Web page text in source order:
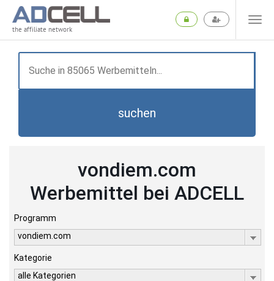
the affiliate network
suchen
vondiem.com
Werbemittel bei ADCELL
Programm
vondiem.com
Kategorie
alle Kategorien